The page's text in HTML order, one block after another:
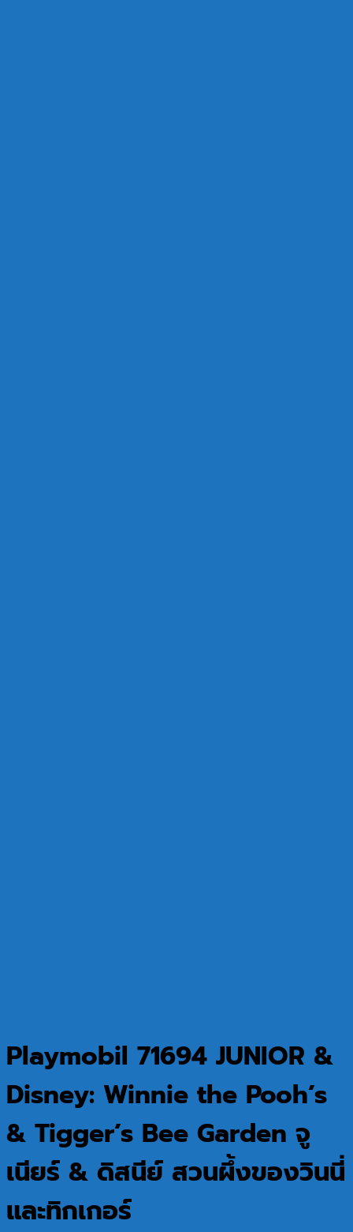
Playmobil 71694 JUNIOR &
Disney: Winnie the Pooh’s
& Tigger’s Bee Garden จู
เนียร์ & ดิสนีย์ สวนผึ้งของวินนี่
และทิกเกอร์